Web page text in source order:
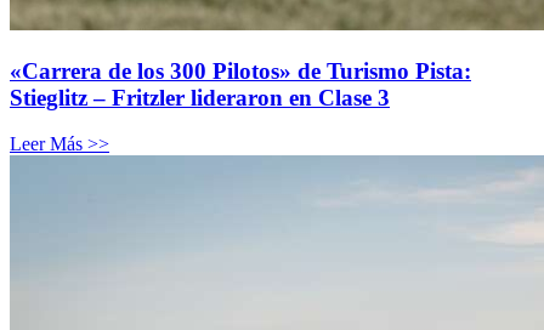
«Carrera de los 300 Pilotos» de Turismo Pista:
Stieglitz – Fritzler lideraron en Clase 3
Leer Más >>